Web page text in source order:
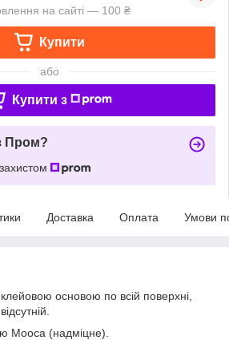
на сайті — 100 ₴
Купити
або
Купити з
Пром?
Доставка Оплата Умови
основою по всій поверхні,
Мооса (надміцне).